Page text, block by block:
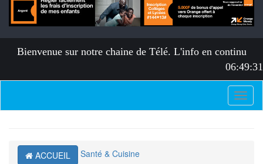
Bienvenue sur notre chaine de Télé. L'info en continu
06:49:31
ACCUEIL
Santé & Cuisine